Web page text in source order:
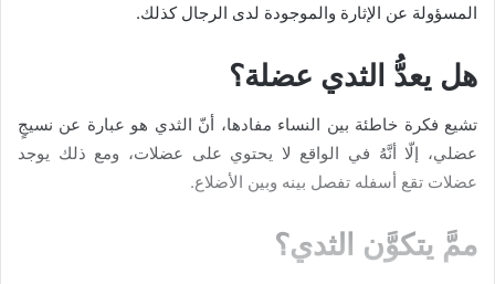
المسؤولة عن الإثارة والموجودة لدى الرجال كذلك.
هل يعدُّ الثدي عضلة؟
تشيع فكرة خاطئة بين النساء مفادها، أنّ الثدي هو عبارة عن نسيجٍ
عضلي، إلّا أنَّهُ في الواقع لا يحتوي على عضلات، ومع ذلك يوجد
عضلات تقع أسفله تفصل بينه وبين الأضلاع.
ممَّ يتكوَّن الثدي؟